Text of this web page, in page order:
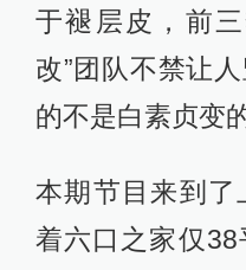
于褪层皮，前
改”团队不禁让
的不是白素贞变
本期节目来到了
着六口之家仅